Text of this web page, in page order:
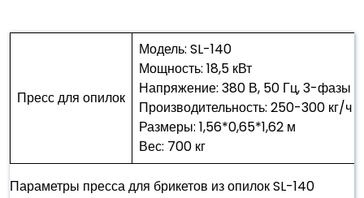
Пресс для опилок
Модель: SL-140
Мощность: 18,5 кВт
Напряжение: 380 В, 50 Гц, 3-фазы
Производительность: 250-300 кг/ч
Размеры: 1,56*0,65*1,62 м
Вес: 700 кг
Параметры пресса для брикетов из опилок SL-140